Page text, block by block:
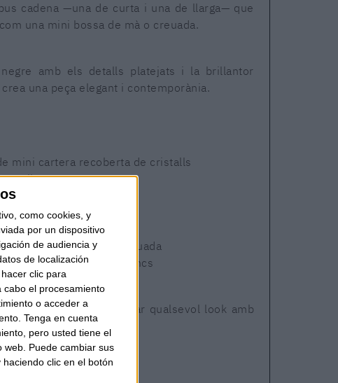
como cookies, y
por un dispositivo
de audiencia y
de localización
clic para
cabo el procesamiento
o acceder a
Tenga en cuenta
pero usted tiene el
web. Puede cambiar sus
clic en el botón
cadena —una de curta i una de llarga— que
una mini bossa de mà o creuada.
amb els detalls platejats i la brillantor
una peça elegant i contemporània.
mini cartera recoberta de cristalls
en forma de cor
forma de gosset
curta i llarga
mini bossa de mà o creuada
platejat i cristalls blancs
i original per transformar qualsevol look amb